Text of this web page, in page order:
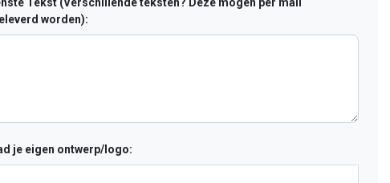
worden):
je eigen ontwerp/logo: